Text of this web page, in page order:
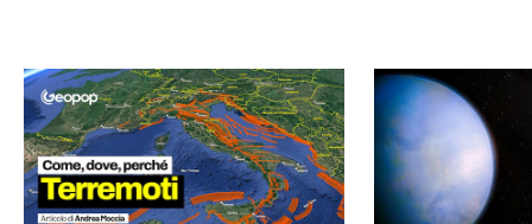
parlo di ciò che amo: natura, animali,
botanica e curiosità.